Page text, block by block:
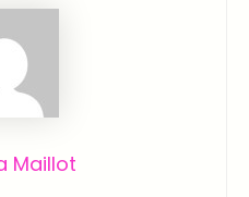
Maillot